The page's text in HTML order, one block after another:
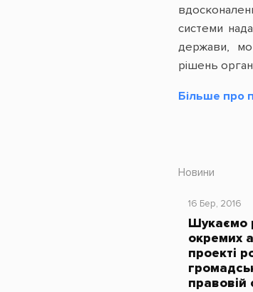
системи
держави,
рішень
Більше про
Новини
16 Бер, 2016
Шукаємо
окремих
проекті
правовій